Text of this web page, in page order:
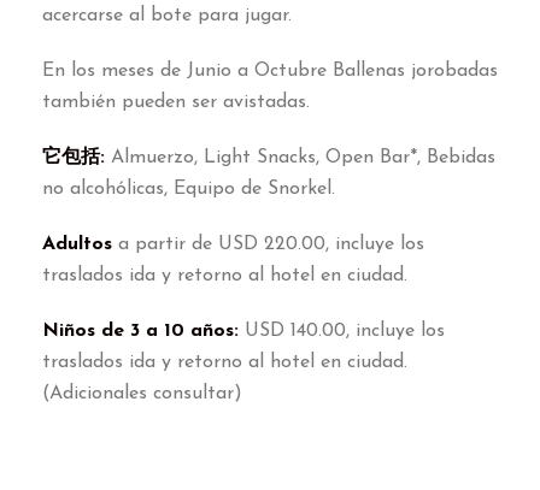
acercarse al bote para jugar.
En los meses de Junio a Octubre Ballenas jorobadas
también pueden ser avistadas.
它包括: Almuerzo, Light Snacks, Open Bar*, Bebidas
no alcohólicas, Equipo de Snorkel .
Adultos a partir de USD 220.00, incluye los
traslados ida y retorno al hotel en ciudad.
Niños de 3 a 10 años: USD 140.00, incluye los
traslados ida y retorno al hotel en ciudad.
(Adicionales consultar)